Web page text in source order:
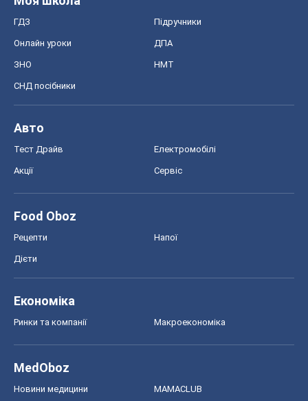
ГДЗ Підручники
Онлайн уроки ДПА
ЗНО НМТ
СНД посібники
Авто
Тест Драйв Електромобілі
Акції Сервіс
Food Oboz
Рецепти Напої
Дієти
Економіка
Ринки та компанії Макроекономіка
MedOboz
Новини медицини MAMACLUB